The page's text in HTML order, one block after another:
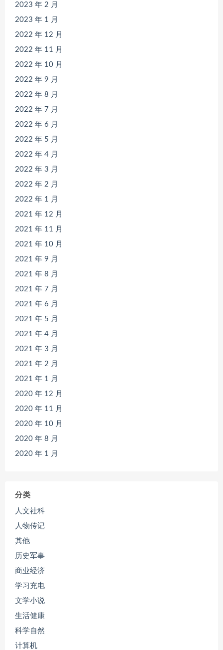
2023 年 2 月
2023 年 1 月
2022 年 12 月
2022 年 11 月
2022 年 10 月
2022 年 9 月
2022 年 8 月
2022 年 7 月
2022 年 6 月
2022 年 5 月
2022 年 4 月
2022 年 3 月
2022 年 2 月
2022 年 1 月
2021 年 12 月
2021 年 11 月
2021 年 10 月
2021 年 9 月
2021 年 8 月
2021 年 7 月
2021 年 6 月
2021 年 5 月
2021 年 4 月
2021 年 3 月
2021 年 2 月
2021 年 1 月
2020 年 12 月
2020 年 11 月
2020 年 10 月
2020 年 8 月
2020 年 1 月
分类
人文社科
人物传记
其他
历史军事
商业经济
学习充电
文学小说
生活健康
科学自然
计算机